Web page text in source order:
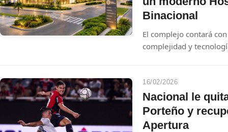
Binacional
El complejo contará
complejidad y
Caballero.
16/02/2026
Nacional le
Porteño y
Apertura